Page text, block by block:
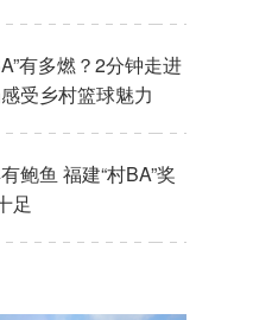
有多燃？2分钟走进
受乡村篮球魅力
鲍鱼 福建“村BA”奖
足